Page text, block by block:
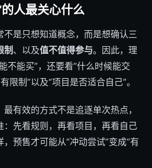
人最关心什么
是只想知道概念，而是想确认三
制 、以及值不值得参与。因此，理
不能买”，还要看“什么时候能交
限制”以及“项目是否适合自己”。
有效的方式不是追逐单次热点，
先看规则，再看项目，再看自己
预售才可能从“冲动尝试”变成“有